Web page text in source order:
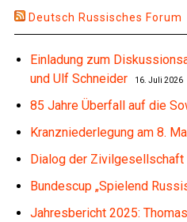
Deutsch Russisches Forum
Einladung zum
und Ulf Schneider
16. Juli 2026
85 Jahre Überfall auf die
Kranzniederlegung am 8.
Dialog der Zivilgesellschaft
Bundescup „Spielend
Jahresbericht 2025: